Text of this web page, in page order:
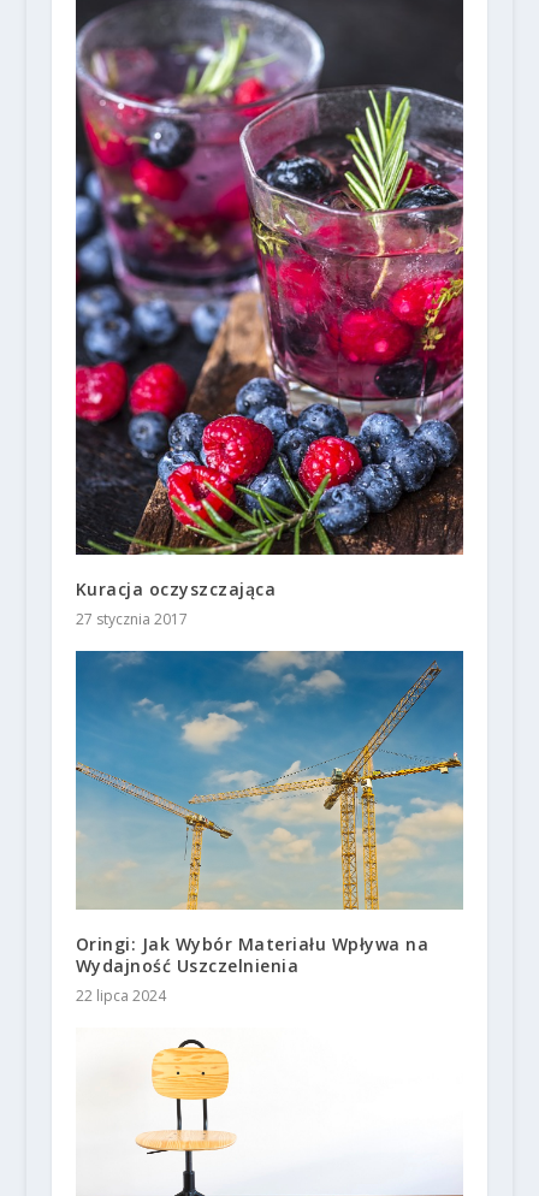
Kuracja oczyszczająca
27 stycznia 2017
Oringi: Jak Wybór Materiału Wpływa na
Wydajność Uszczelnienia
22 lipca 2024